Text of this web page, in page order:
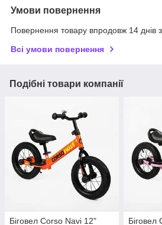
Умови повернення
Повернення товару впродовж 14 днів
Всі умови повернення
Подібні товари компанії
Біговел Corso Navi 12"
Біговел